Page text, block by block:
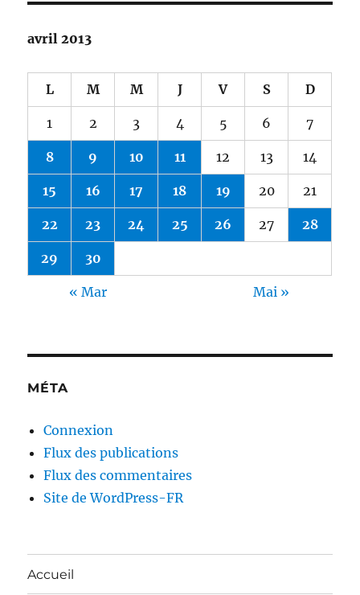
avril 2013
L M M J V S D
1 2 3 4 5 6 7
8 9 10 11 12 13 14
15 16 17 18 19 20 21
22 23 24 25 26 27 28
29 30
« Mar Mai »
MÉTA
Connexion
Flux des publications
Flux des commentaires
Site de WordPress-FR
Accueil